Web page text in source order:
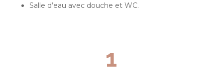
Salle d’eau avec douche et WC.
1